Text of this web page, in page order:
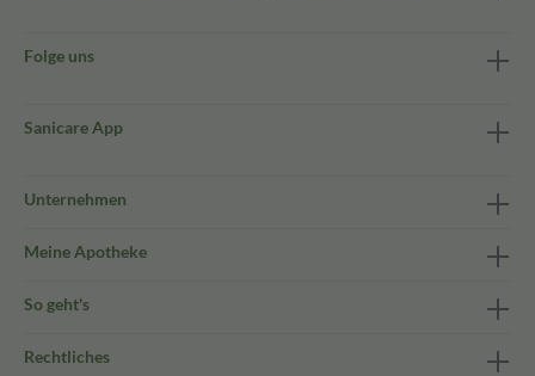
Folge uns
Sanicare App
Unternehmen
Meine Apotheke
So geht's
Rechtliches